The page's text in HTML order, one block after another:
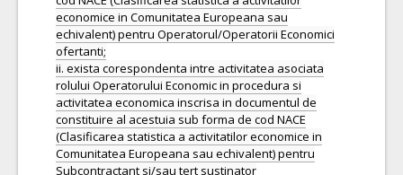
economice in Comunitatea Europeana sau
echivalent) pentru Operatorul/Operatorii Economici
ofertanti;
ii. exista corespondenta intre activitatea asociata
rolului Operatorului Economic in procedura si
activitatea economica inscrisa in documentul de
constituire al acestuia sub forma de cod NACE
(Clasificarea statistica a activitatilor economice in
Comunitatea Europeana sau echivalent) pentru
Subcontractant si/sau tert sustinator